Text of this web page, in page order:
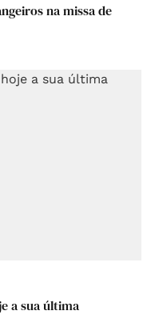
na missa de
a sua última